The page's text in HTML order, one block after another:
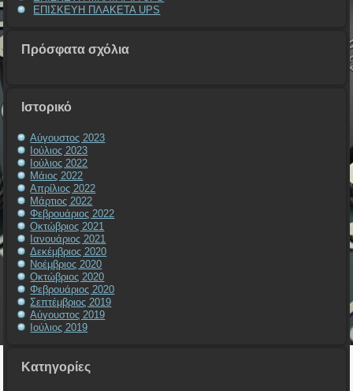
ΕΠΙΣΚΕΥΗ ΠΛΑΚΕΤΑ UPS
Πρόσφατα σχόλια
Ιστορικό
Αύγουστος 2023
Ιούλιος 2023
Ιούλιος 2022
Μάιος 2022
Απρίλιος 2022
Μάρτιος 2022
Φεβρουάριος 2022
Οκτώβριος 2021
Ιανουάριος 2021
Δεκέμβριος 2020
Νοέμβριος 2020
Οκτώβριος 2020
Φεβρουάριος 2020
Σεπτέμβριος 2019
Αύγουστος 2019
Ιούλιος 2019
Kατηγορίες